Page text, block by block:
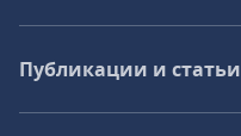
Публикации и статьи